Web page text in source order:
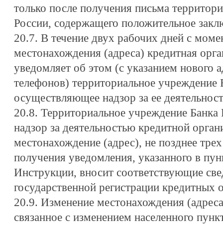
только после получения письма
России, содержащего положительное
20.7. В течение двух рабочих дней с
местонахождения (адреса) кредитная
уведомляет об этом (с указанием нового
телефонов) территориальное учреждение
осуществляющее надзор за ее
20.8. Территориальное учреждение
надзор за деятельностью кредитной
местонахождение (адрес), не позднее
получения уведомления, указанного в
Инструкции, вносит соответствующие
государственной регистрации кредитных
20.9. Изменение местонахождения
связанное с изменением населенного